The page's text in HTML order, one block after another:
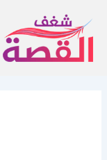
إلى
المحتوى